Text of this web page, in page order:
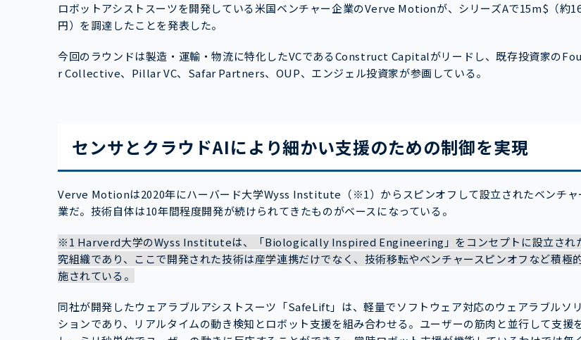
ロボットアシストスーツを開発している米国ベンチャー企業のVerve Motionが、シリーズAで15m$（約
円）を調達したことを発表した。
今回のラウンドは製造・運輸・物流に特化したVCであるConstruct Capitalがリードし、既存投資家の
r Collective、Pillar VC、Safar Partners、OUP、エンジェル投資家が参画している。
センサとクラウドAIにより細かい支援のための制御を実現
Verve Motionは2020年にハーバード大学Wyss Institute（※1）からスピンオフして設立されたベンチャ
業だ。技術自体は10年間程度開発が続けられてきたものがベースになっている。
※1 Harverd大学のWyss Instituteは、「Biologically Inspired Engineering」をコンセプトに設立され
究組織であり、ここで開発された技術は産学連携だけでなく、技術移転やベンチャースピンオフなど積極
施されている。
同社が開発したウェアラブルアシストスーツ「SafeLift」は、軽量でソフトウェア対応のウェアラブルソ
ションであり、リアルタイムの動き検知とロボット支援を組み合わせる。ユーザーの筋肉と並行して支援